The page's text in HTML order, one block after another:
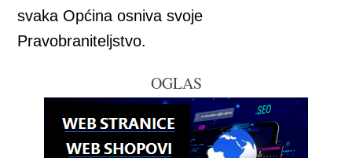
svaka Općina osniva svoje
Pravobraniteljstvo.
OGLAS